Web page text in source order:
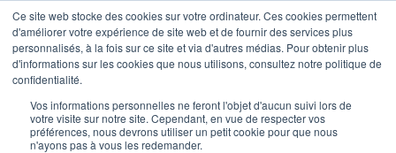
Ce site web stocke des cookies sur votre ordinateur. Ces cookies permettent
d'améliorer votre expérience de site web et de fournir des services plus
personnalisés, à la fois sur ce site et via d'autres médias. Pour obtenir plus
d'informations sur les cookies que nous utilisons, consultez notre politique de
confidentialité.
Vos informations personnelles ne feront l'objet d'aucun suivi lors de
votre visite sur notre site. Cependant, en vue de respecter vos
préférences, nous devrons utiliser un petit cookie pour que nous
n'ayons pas à vous les redemander.
Google Fonts